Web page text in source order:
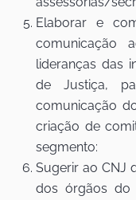
Elaborar e
comunicação
lideranças das
de Justiça,
comunicação
criação de
segmento:
Sugerir ao CNJ
dos órgãos do